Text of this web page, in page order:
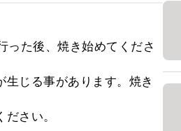
った後、焼き始めてくださ
じる事があります。焼き
さい。